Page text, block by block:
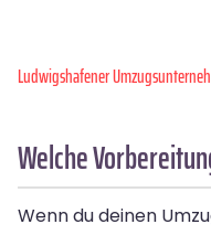
Ludwigshafener
Welche
Wenn du deinen